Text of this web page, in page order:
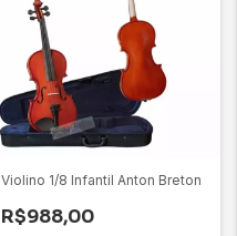
Violino 1/8 Infantil Anton Breton
R$988,00